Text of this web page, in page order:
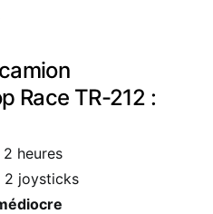
Race TR-212 :
heures
2 joysticks